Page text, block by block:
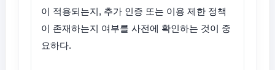
이 적용되는지, 추가 인증 또는 이용 제한 정책
이 존재하는지 여부를 사전에 확인하는 것이 중
요하다.